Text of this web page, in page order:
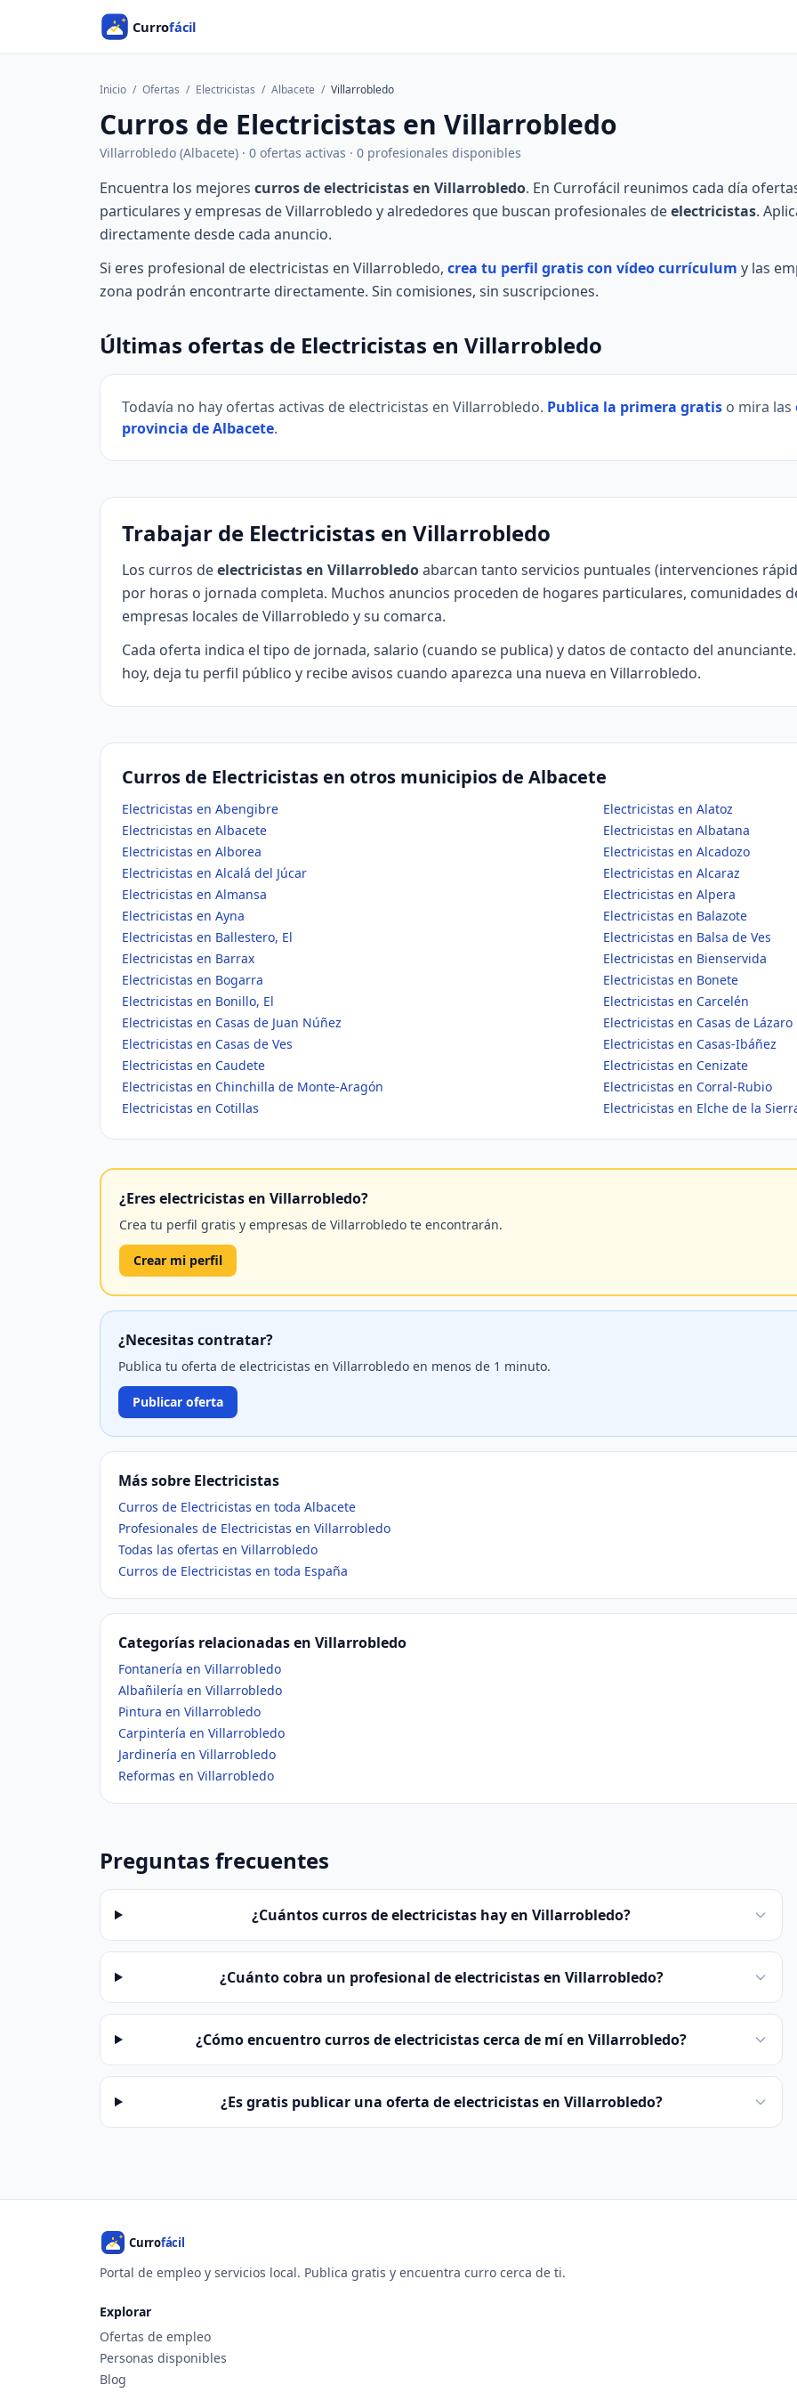
Inicio / Ofertas / Electricistas / Albacete / Villarrobledo
Curros de Electricistas en Villarrobledo
Villarrobledo (Albacete) · 0 ofertas activas · 0 profesionales disponibles
Encuentra los mejores curros de electricistas en Villarrobledo. En Currofácil reunimos cada día
particulares y empresas de Villarrobledo y alrededores que buscan profesionales deelectricistas.
directamente desde cada anuncio.
Si eres profesional de electricistas en Villarrobledo, crea tu perfil gratis con vídeo currículum y las
zona podrán encontrarte directamente. Sin comisiones, sin suscripciones.
Últimas ofertas de Electricistas en Villarrobledo
Todavía no hay ofertas activas de electricistas en Villarrobledo. Publica la primera gratis o mira las
provincia de Albacete.
Trabajar de Electricistas en Villarrobledo
Los curros deelectricistas en Villarrobledoabarcan tanto servicios puntuales (intervenciones
por horas o jornada completa. Muchos anuncios proceden de hogares particulares, comunidades
empresas locales de Villarrobledo y su comarca.
Cada oferta indica el tipo de jornada, salario (cuando se publica) y datos de contacto del
hoy, deja tu perfil público y recibe avisos cuando aparezca una nueva en Villarrobledo.
Curros de Electricistas en otros municipios de Albacete
Electricistas en Abengibre
Electricistas en Alatoz
Electricistas en Albacete
Electricistas en Albatana
Electricistas en Alborea
Electricistas en Alcadozo
Electricistas en Alcalá del Júcar
Electricistas en Alcaraz
Electricistas en Almansa
Electricistas en Alpera
Electricistas en Ayna
Electricistas en Balazote
Electricistas en Ballestero, El
Electricistas en Balsa de Ves
Electricistas en Barrax
Electricistas en Bienservida
Electricistas en Bogarra
Electricistas en Bonete
Electricistas en Bonillo, El
Electricistas en Carcelén
Electricistas en Casas de Juan Núñez
Electricistas en Casas de Lázaro
Electricistas en Casas de Ves
Electricistas en Casas-Ibáñez
Electricistas en Caudete
Electricistas en Cenizate
Electricistas en Chinchilla de Monte-Aragón
Electricistas en Corral-Rubio
Electricistas en Cotillas
Electricistas en Elche de la
¿Eres electricistas en Villarrobledo?
Crea tu perfil gratis y empresas de Villarrobledo te encontrarán.
Crear mi perfil
¿Necesitas contratar?
Publica tu oferta de electricistas en Villarrobledo en menos de 1 minuto.
Publicar oferta
Más sobre Electricistas
Curros de Electricistas en toda Albacete
Profesionales de Electricistas en Villarrobledo
Todas las ofertas en Villarrobledo
Curros de Electricistas en toda España
Categorías relacionadas en Villarrobledo
Fontanería en Villarrobledo
Albañilería en Villarrobledo
Pintura en Villarrobledo
Carpintería en Villarrobledo
Jardinería en Villarrobledo
Reformas en Villarrobledo
Preguntas frecuentes
¿Cuántos curros de electricistas hay en Villarrobledo?
¿Cuánto cobra un profesional de electricistas en Villarrobledo?
¿Cómo encuentro curros de electricistas cerca de mí en Villarrobledo?
¿Es gratis publicar una oferta de electricistas en Villarrobledo?
Portal de empleo y servicios local. Publica gratis y encuentra curro cerca de ti.
Explorar
Ofertas de empleo
Personas disponibles
Blog